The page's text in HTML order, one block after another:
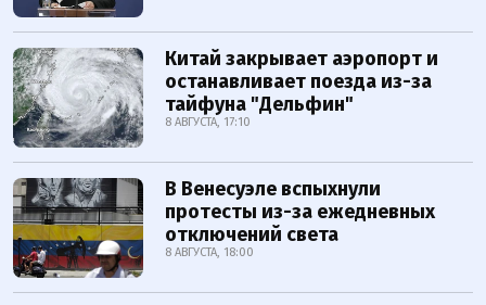
Китай закрывает аэропорт и
останавливает поезда из-за
тайфуна "Дельфин"
8 АВГУСТА, 17:10
В Венесуэле вспыхнули
протесты из-за ежедневных
отключений света
8 АВГУСТА, 18:00